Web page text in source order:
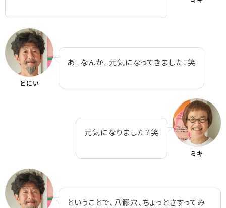
とにい
あ…なんか…元気になってきました！笑
元気になりました？笑
ミキ
ということで、八髎穴、ちょっとさすってみ